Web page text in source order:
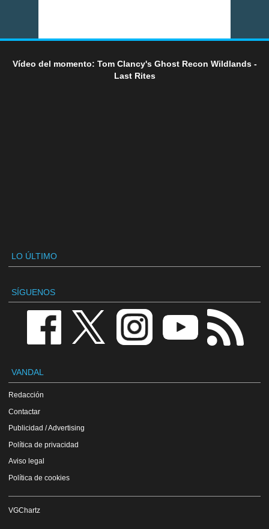
Vídeo del momento: Tom Clancy's Ghost Recon Wildlands -
Last Rites
LO ÚLTIMO
SÍGUENOS
VANDAL
Redacción
Contactar
Publicidad / Advertising
Política de privacidad
Aviso legal
Política de cookies
VGChartz